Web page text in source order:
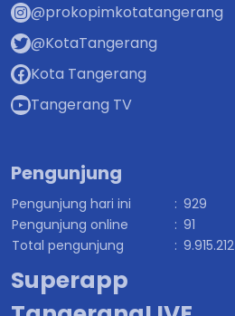
@prokopimkotatangerang
@KotaTangerang
Kota Tangerang
Tangerang TV
Pengunjung
Pengunjung hari ini : 929
Pengunjung online
: 91
Total pengunjung
: 9.915.212
Superapp